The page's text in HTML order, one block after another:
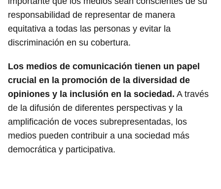
responsabilidad de representar de manera
equitativa a todas las personas y evitar la
discriminación en su cobertura.
Los medios de comunicación tienen un papel
crucial en la promoción de la diversidad de
opiniones y la inclusión en la sociedad. A través
de la difusión de diferentes perspectivas y la
amplificación de voces subrepresentadas, los
medios pueden contribuir a una sociedad más
democrática y participativa.